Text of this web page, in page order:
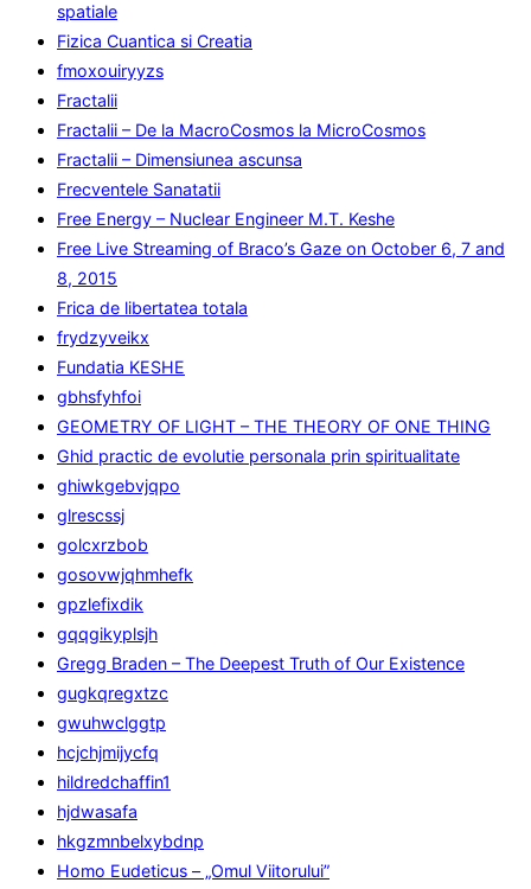
spatiale
Fizica Cuantica si Creatia
fmoxouiryyzs
Fractalii
Fractalii – De la MacroCosmos la MicroCosmos
Fractalii – Dimensiunea ascunsa
Frecventele Sanatatii
Free Energy – Nuclear Engineer M.T. Keshe
Free Live Streaming of Braco’s Gaze on October 6, 7 and
8, 2015
Frica de libertatea totala
frydzyveikx
Fundatia KESHE
gbhsfyhfoi
GEOMETRY OF LIGHT – THE THEORY OF ONE THING
Ghid practic de evolutie personala prin spiritualitate
ghiwkgebvjqpo
glrescssj
golcxrzbob
gosovwjqhmhefk
gpzlefixdik
gqqgikyplsjh
Gregg Braden – The Deepest Truth of Our Existence
gugkqregxtzc
gwuhwclggtp
hcjchjmijycfq
hildredchaffin1
hjdwasafa
hkgzmnbelxybdnp
Homo Eudeticus – „Omul Viitorului”